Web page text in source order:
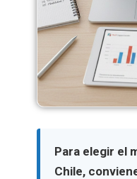
Para elegir el
Chile,